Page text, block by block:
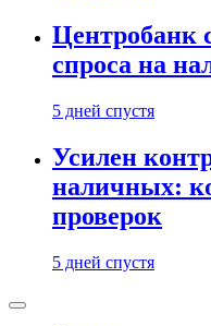
Центробанк
спроса на
5 дней спустя
Усилен
наличных:
проверок
5 дней спустя